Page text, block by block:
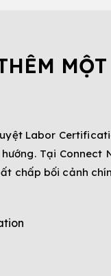
Labor
Tại Connect
chấp bối cảnh